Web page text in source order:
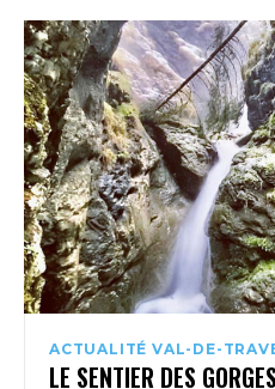
ACTUALITÉ VAL-DE-
LE SENTIER DES